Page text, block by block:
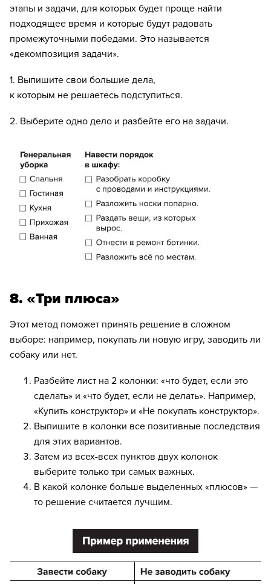
этапы и задачи, для которых будет проще найти
подходящее время и которые будут радовать
промежуточными победами. Это называется
«декомпозиция задачи».
1. Выпишите свои большие дела,
к которым не решаетесь подступиться.
2. Выберите одно дело и разбейте его на задачи.
8. ​«Три плюса»
Этот метод поможет принять решение в сложном
выборе: например, покупать ли новую игру, заводить ли
собаку или нет.
Разбейте лист на 2 колонки: «что будет, если это
сделать» и «что будет, если не делать». Например,
«Купить конструктор» и «Не покупать конструктор».
Выпишите в колонки все позитивные последствия
для этих вариантов.
Затем из всех-всех пунктов двух колонок
выберите только три самых важных.
В какой колонке больше выделенных «плюсов» —
то решение считается лучшим.
8 800 500-49-66
«Банда умников» — студия образовательных технологий
Подписаться на рассылки